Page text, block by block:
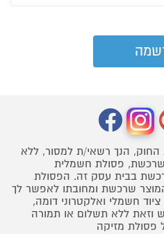
הנך רשאי/ת למסור, ללא
פסולת חשמלית
רכשת בבית עסק זה. הפסולת
שרכשת ומחובתו לאפשר לך
חשמלי ואלקטרוני דומה,
וזאת ללא תשלום או תמורה
מזיקה